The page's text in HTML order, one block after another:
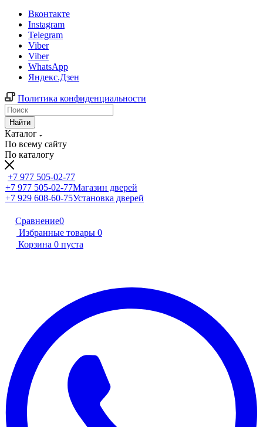
Вконтакте
Instagram
Telegram
Viber
Viber
WhatsApp
Яндекс.Дзен
Политика конфиденциальности
Найти
Каталог
По всему сайту
По каталогу
+7 977 505-02-77
+7 977 505-02-77Магазин дверей
+7 929 608-60-75Установка дверей
Сравнение0
Избранные товары 0
Корзина 0 пуста